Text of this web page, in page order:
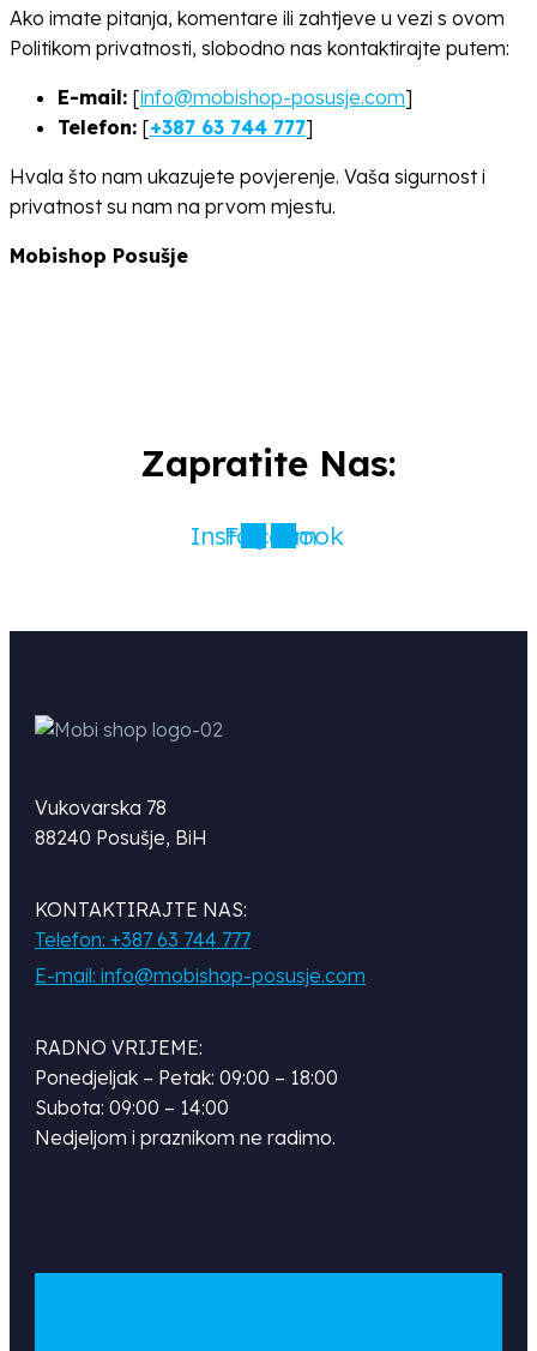
Ako imate pitanja, komentare ili zahtjeve u vezi s ovom
Politikom privatnosti, slobodno nas kontaktirajte putem:
E-mail: [info@mobishop-posusje.com]
Telefon: [+387 63 744 777]
Hvala što nam ukazujete povjerenje. Vaša sigurnost i
privatnost su nam na prvom mjestu.
Mobishop Posušje
Zapratite Nas:
Instagram
Facebook
Vukovarska 78
88240 Posušje, BiH
KONTAKTIRAJTE NAS:
Telefon: +387 63 744 777
E-mail: info@mobishop-posusje.com
RADNO VRIJEME:
Ponedjeljak – Petak: 09:00 – 18:00
Subota: 09:00 – 14:00
Nedjeljom i praznikom ne radimo.